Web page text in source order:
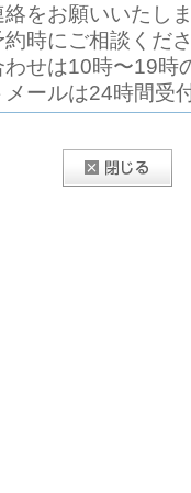
をお願いいたし
時にご相談くだ
せは10時〜19時
ールは24時間受